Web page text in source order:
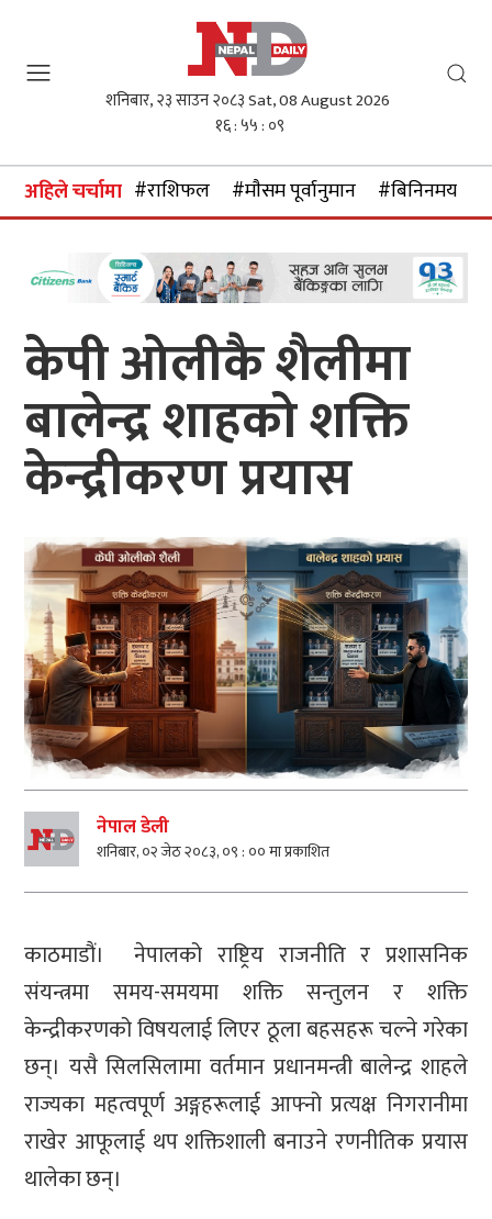
शनिबार, २३ साउन २०८३Sat, 08 August 2026
१६ : ५५ : १०
अहिले चर्चामा #राशिफल #माैसम पूर्वानुमान #बिनिनमयदर
केपी ओलीकै शैलीमा
बालेन्द्र शाहको शक्ति
केन्द्रीकरण प्रयास
नेपाल डेली
शनिबार, ०२ जेठ २०८३, ०९ : ०० मा प्रकाशित
काठमाडौं। नेपालको राष्ट्रिय राजनीति र प्रशासनिक
संयन्त्रमा समय-समयमा शक्ति सन्तुलन र शक्ति
केन्द्रीकरणको विषयलाई लिएर ठूला बहसहरू चल्ने गरेका
छन्। यसै सिलसिलामा वर्तमान प्रधानमन्त्री बालेन्द्र शाहले
राज्यका महत्वपूर्ण अङ्गहरूलाई आफ्नो प्रत्यक्ष निगरानीमा
राखेर आफूलाई थप शक्तिशाली बनाउने रणनीतिक प्रयास
थालेका छन्।